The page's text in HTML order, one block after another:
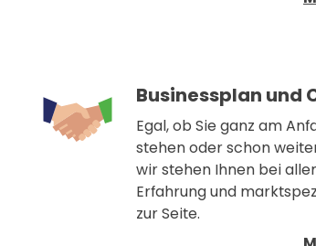
Businessplan und
Egal, ob Sie ganz am
stehen oder schon
wir stehen Ihnen bei
Erfahrung und
zur Seite.